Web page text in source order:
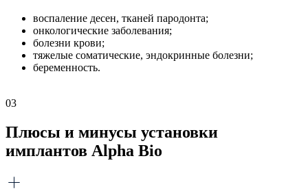
воспаление десен, тканей пародонта;
онкологические заболевания;
болезни крови;
тяжелые соматические, эндокринные болезни;
беременность.
03
Плюсы и минусы установки
имплантов Alpha Bio